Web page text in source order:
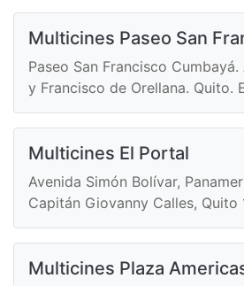
Multicines Paseo San
Paseo San Francisco
y Francisco de Orellana. Quito.
Multicines El Portal
Avenida Simón Bolívar,
Capitán Giovanny Calles, Quito
Multicines Plaza